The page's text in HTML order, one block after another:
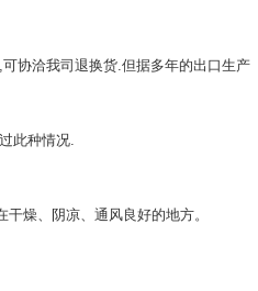
协洽我司退换货.但据多年的出口生产
此种情况.
燥、阴凉、通风良好的地方。